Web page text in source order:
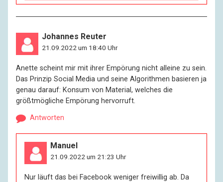
Johannes Reuter
21.09.2022 um 18:40 Uhr
Anette scheint mir mit ihrer Empörung nicht alleine zu sein.
Das Prinzip Social Media und seine Algorithmen basieren ja
genau darauf: Konsum von Material, welches die
größtmögliche Empörung hervorruft.
Antworten
Manuel
21.09.2022 um 21:23 Uhr
Nur läuft das bei Facebook weniger freiwillig ab. Da